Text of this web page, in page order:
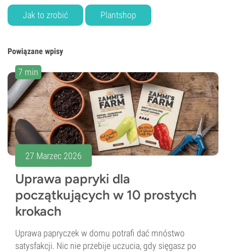
Jak to zrobić Plantshop
Powiązane wpisy
7 min
27 Marzec 2026
Uprawa papryki dla
początkujących w 10 prostych
krokach
Uprawa papryczek w domu potrafi dać mnóstwo
satysfakcji. Nic nie przebije uczucia, gdy sięgasz po